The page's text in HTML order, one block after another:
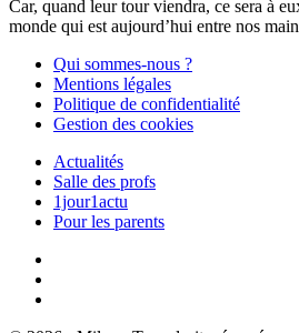
Car, quand leur tour viendra, ce sera à
monde qui est aujourd’hui entre nos
Qui sommes-nous ?
Mentions légales
Politique de confidentialité
Gestion des cookies
Actualités
Salle des profs
1jour1actu
Pour les parents